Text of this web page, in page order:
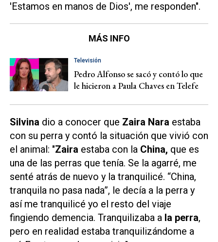
'Estamos en manos de Dios', me responden".
MÁS INFO
Televisión
Pedro Alfonso se sacó y contó lo que
le hicieron a Paula Chaves en Telefe
Silvina dio a conocer que Zaira Nara estaba
con su perra y contó la situación que vivió con
el animal: "Zaira estaba con la China, que es
una de las perras que tenía. Se la agarré, me
senté atrás de nuevo y la tranquilicé. “China,
tranquila no pasa nada”, le decía a la perra y
así me tranquilicé yo el resto del viaje
fingiendo demencia. Tranquilizaba a la perra,
pero en realidad estaba tranquilizándome a